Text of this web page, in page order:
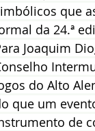
que
da 24.ª
Joaquim
do Alto
que um
de